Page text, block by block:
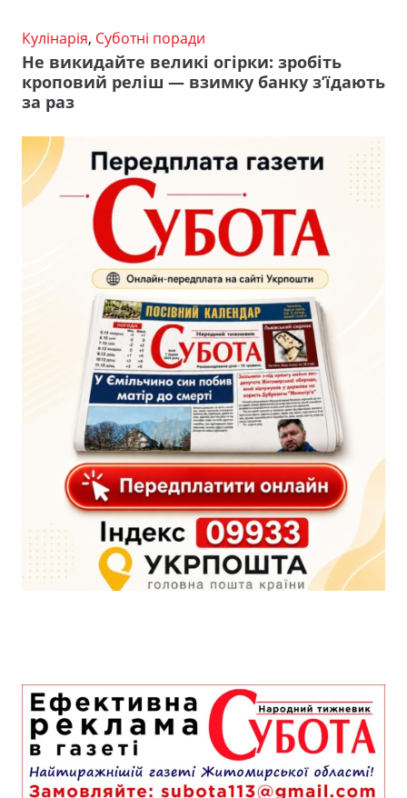
Кулінарія, Суботні поради
Не викидайте великі огірки: зробіть
кроповий реліш — взимку банку з’їдають
за раз